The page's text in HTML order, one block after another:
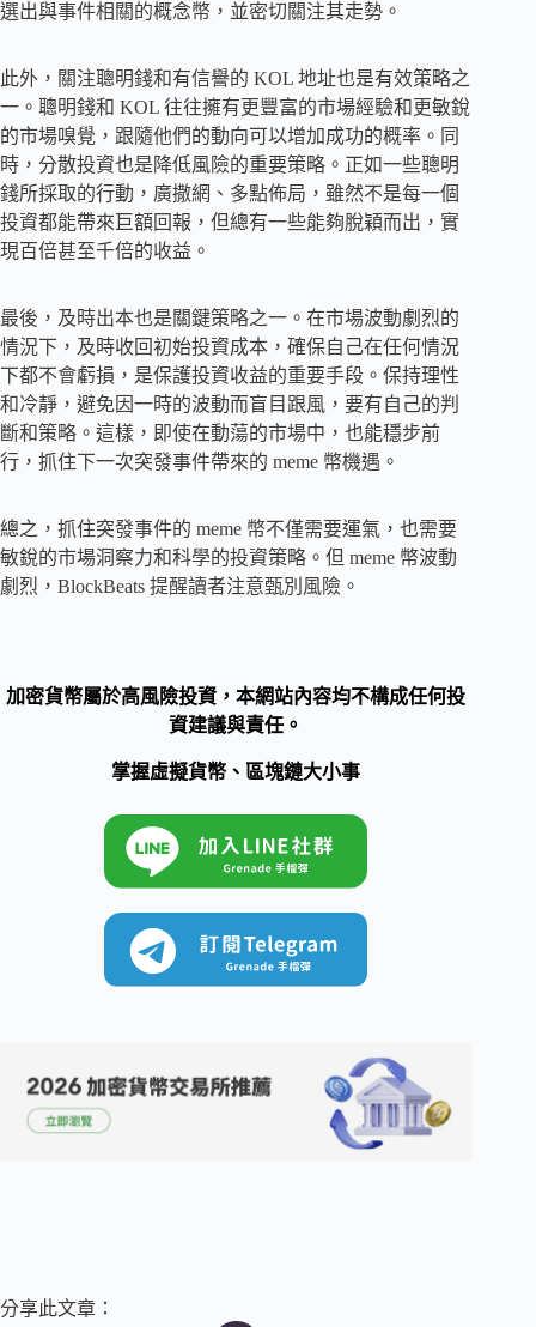
選出與事件相關的概念幣，並密切關注其走勢。
此外，關注聰明錢和有信譽的 KOL 地址也是有效策略之
一。聰明錢和 KOL 往往擁有更豐富的市場經驗和更敏銳
的市場嗅覺，跟隨他們的動向可以增加成功的概率。同
時，分散投資也是降低風險的重要策略。正如一些聰明
錢所採取的行動，廣撒網、多點佈局，雖然不是每一個
投資都能帶來巨額回報，但總有一些能夠脫穎而出，實
現百倍甚至千倍的收益。
最後，及時出本也是關鍵策略之一。在市場波動劇烈的
情況下，及時收回初始投資成本，確保自己在任何情況
下都不會虧損，是保護投資收益的重要手段。保持理性
和冷靜，避免因一時的波動而盲目跟風，要有自己的判
斷和策略。這樣，即使在動蕩的市場中，也能穩步前
行，抓住下一次突發事件帶來的 meme 幣機遇。
總之，抓住突發事件的 meme 幣不僅需要運氣，也需要
敏銳的市場洞察力和科學的投資策略。但 meme 幣波動
劇烈，BlockBeats 提醒讀者注意甄別風險。
加密貨幣屬於高風險投資，本網站內容均不構成任何投
資建議與責任。
掌握虛擬貨幣、區塊鏈大小事
分享此文章：